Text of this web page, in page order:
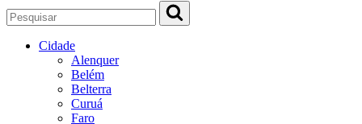
Cidade
Alenquer
Belém
Belterra
Curuá
Faro